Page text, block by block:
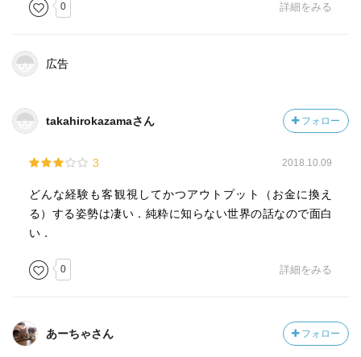
0 詳細をみる
広告
takahirokazamaさん フォロー
3 2018.10.09
どんな経験も客観視してかつアウトプット（お金に換え
る）する姿勢は凄い．純粋に知らない世界の話なので面白
い．
0 詳細をみる
あーちゃさん フォロー